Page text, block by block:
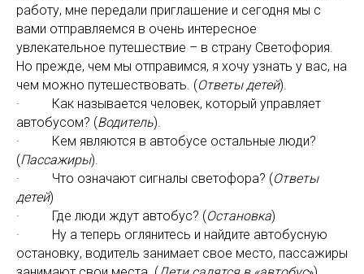
работу, мне передали приглашение и сегодня мы с
вами отправляемся в очень интересное
увлекательное путешествие – в страну Светофория.
Но прежде, чем мы отправимся, я хочу узнать у вас, на
чем можно путешествовать. (Ответы детей).
· Как называется человек, который управляет
автобусом? (Водитель).
· Кем являются в автобусе остальные люди?
(Пассажиры).
· Что означают сигналы светофора? (Ответы
детей)
· Где люди ждут автобус? (Остановка)
· Ну а теперь оглянитесь и найдите автобусную
остановку, водитель занимает свое место, пассажиры